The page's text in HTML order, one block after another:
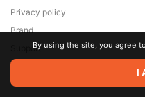
© 2026 Zaya Solutions
are the property of their
Privacy policy
Brand
SupportBy using the site, you agree
I